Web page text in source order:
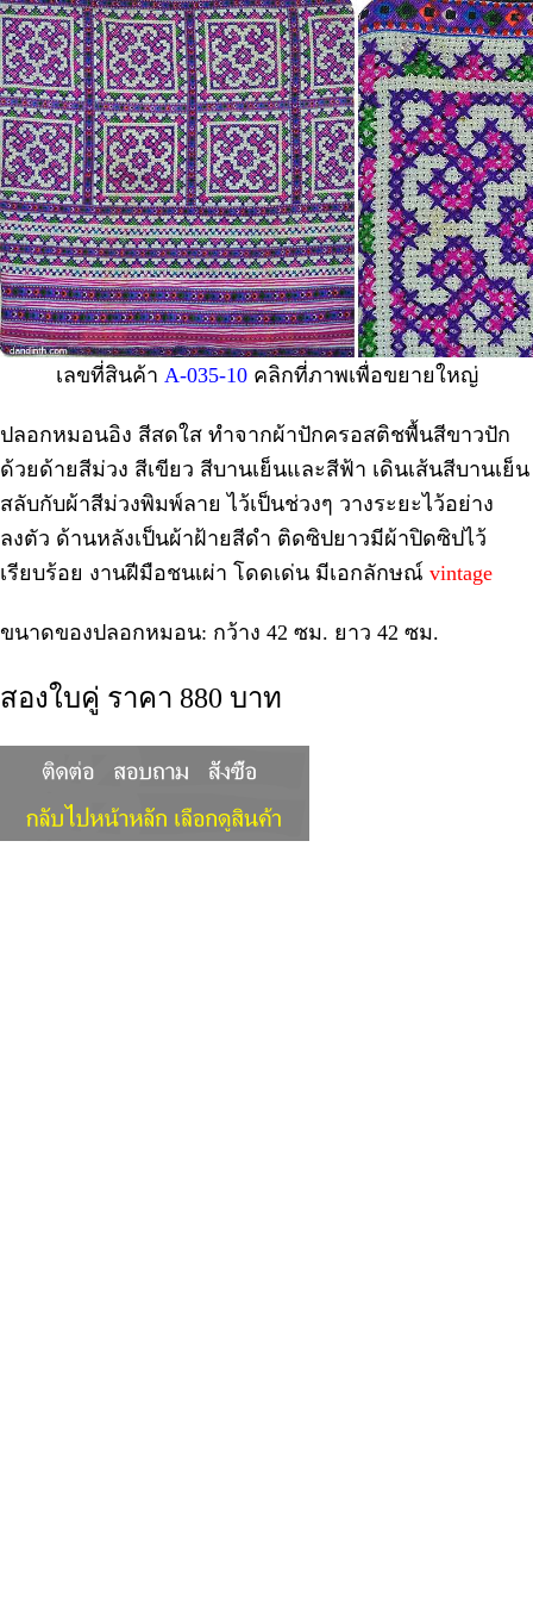
เลขที่สินค้า A-035-10คลิกที่ภาพเพื่อขยายใหญ่
ปลอกหมอนอิง สีสดใส ทำจากผ้าปักครอสติชพื้นสีขาวปัก
ด้วยด้ายสีม่วง สีเขียว สีบานเย็นและสีฟ้า เดินเส้นสีบานเย็น
สลับกับผ้าสีม่วงพิมพ์ลาย ไว้เป็นช่วงๆ วางระยะไว้อย่าง
ลงตัว ด้านหลังเป็นผ้าฝ้ายสีดำ ติดซิปยาวมีผ้าปิดซิปไว้
เรียบร้อย งานฝีมือชนเผ่า โดดเด่น มีเอกลักษณ์ vintage
ขนาดของปลอกหมอน: กว้าง 42 ซม. ยาว 42 ซม.
สองใบคู่ ราคา 880 บาท